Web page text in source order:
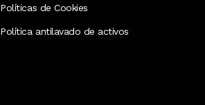
Políticas de Cookies
Política antilavado de activos